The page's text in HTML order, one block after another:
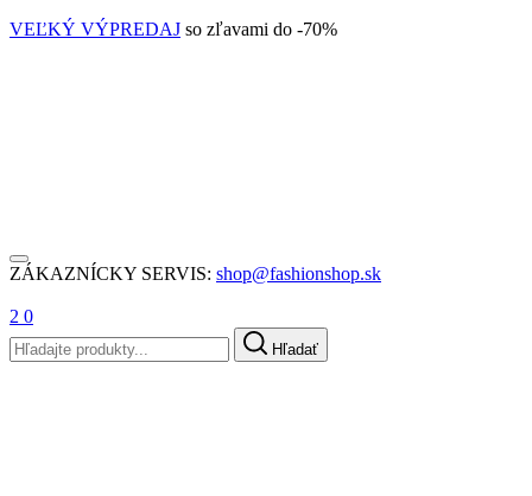
VEĽKÝ VÝPREDAJ so zľavami do -70%
ZÁKAZNÍCKY SERVIS: shop@fashionshop.sk
2 0
Hľadať